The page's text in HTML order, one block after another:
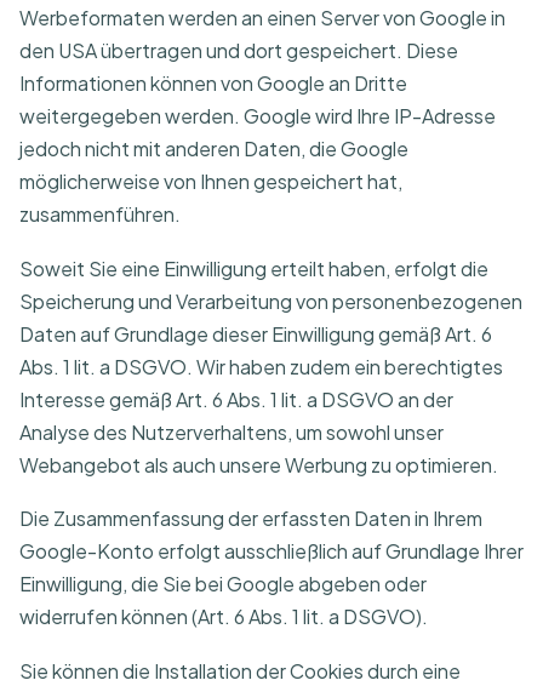
Werbeformaten werden an einen Server von Google in
den USA übertragen und dort gespeichert. Diese
Informationen können von Google an Dritte
weitergegeben werden. Google wird Ihre IP-Adresse
jedoch nicht mit anderen Daten, die Google
möglicherweise von Ihnen gespeichert hat,
zusammenführen.
Soweit Sie eine Einwilligung erteilt haben, erfolgt die
Speicherung und Verarbeitung von personenbezogenen
Daten auf Grundlage dieser Einwilligung gemäß Art. 6
Abs. 1 lit. a DSGVO. Wir haben zudem ein berechtigtes
Interesse gemäß Art. 6 Abs. 1 lit. a DSGVO an der
Analyse des Nutzerverhaltens, um sowohl unser
Webangebot als auch unsere Werbung zu optimieren.
Die Zusammenfassung der erfassten Daten in Ihrem
Google-Konto erfolgt ausschließlich auf Grundlage Ihrer
Einwilligung, die Sie bei Google abgeben oder
widerrufen können (Art. 6 Abs. 1 lit. a DSGVO).
Sie können die Installation der Cookies durch eine